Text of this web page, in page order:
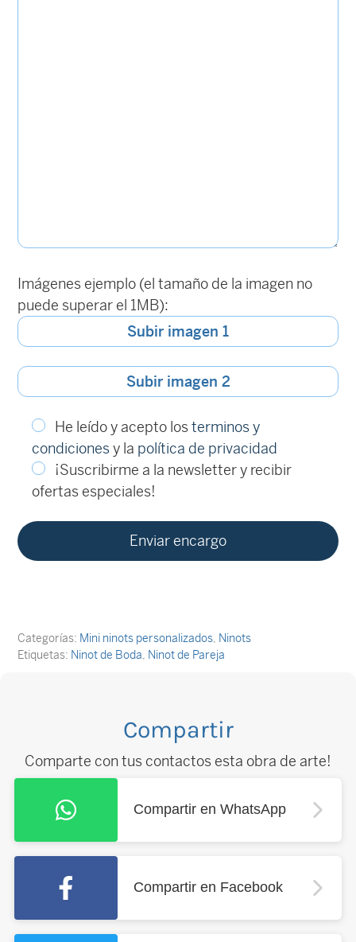
Imágenes ejemplo (el tamaño de la imagen no
puede superar el 1MB):
Subir imagen 1
Subir imagen 2
He leído y acepto losterminos y
condicionesy la política de privacidad
¡Suscribirme a la newsletter y recibir
ofertas especiales!
Categorías: Mini ninots personalizados Ninots
Etiquetas: Ninot de Boda Ninot de Pareja
Compartir
Comparte con tus contactos esta obra de arte!
Compartir en WhatsApp
Compartir en Facebook